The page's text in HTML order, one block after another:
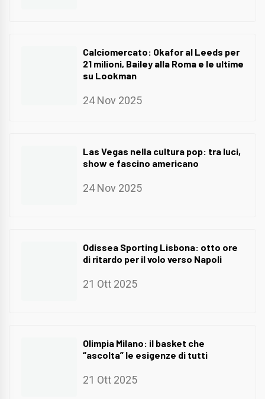
Calciomercato: Okafor al Leeds per
21 milioni, Bailey alla Roma e le ultime
su Lookman
24 Nov 2025
Las Vegas nella cultura pop: tra luci,
show e fascino americano
24 Nov 2025
Odissea Sporting Lisbona: otto ore
di ritardo per il volo verso Napoli
21 Ott 2025
Olimpia Milano: il basket che
“ascolta” le esigenze di tutti
21 Ott 2025